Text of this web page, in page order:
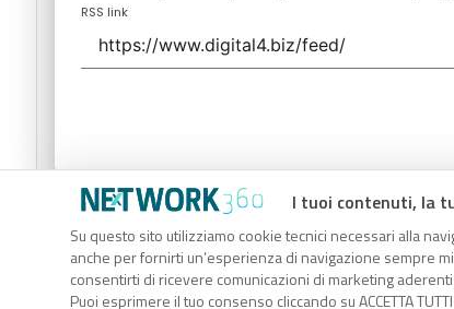
I tuoi contenuti, la
Su questo sito utilizziamo cookie tecnici necessari alla
anche per fornirti un’esperienza di navigazione sempre
consentirti di ricevere comunicazioni di marketing
Puoi esprimere il tuo consenso cliccando su ACCETTA
RSS link
Codice Rss
Clicca sul pulsante per copiare il link RSS negli
RSS link